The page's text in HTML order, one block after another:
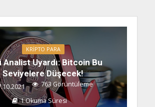
KRIPTO PARA
Analist Uyardı: Bitcoin Bu
Seviyelere Düşecek!
763 Görüntüleme
1 Okuma Süresi